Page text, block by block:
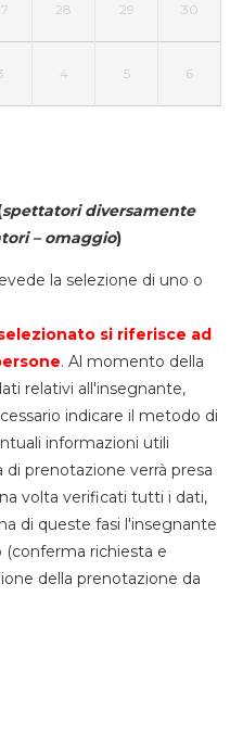
28 29 30
4 5 6
spettatori diversamente
– omaggio)
la selezione di uno o
si riferisce ad
. Al momento della
relativi all'insegnante,
indicare il metodo di
informazioni utili
prenotazione verrà presa
volta verificati tutti i dati,
di queste fasi l'insegnante
(conferma richiesta e
della prenotazione da